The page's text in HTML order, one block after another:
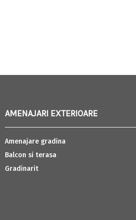
AMENAJARI EXTERIOARE
Amenajare gradina
Balcon si terasa
Gradinarit